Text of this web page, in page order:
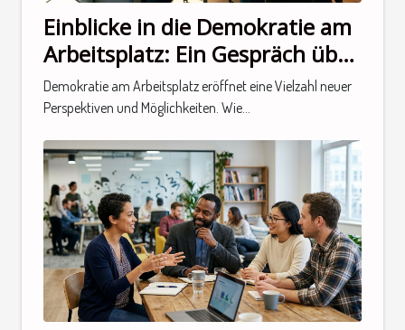
Einblicke in die Demokratie am
Arbeitsplatz: Ein Gespräch über
neue Perspektiven
Demokratie am Arbeitsplatz eröffnet eine Vielzahl neuer
Perspektiven und Möglichkeiten. Wie...